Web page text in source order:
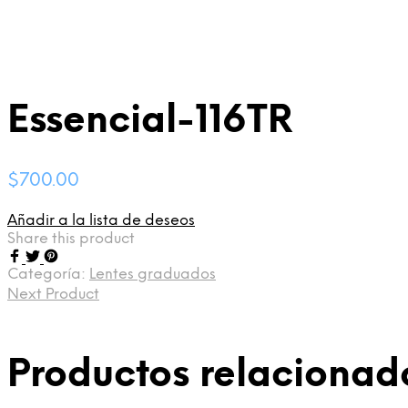
Essencial-116TR
$700.00
Añadir a la lista de deseos
Share this product
Categoría: Lentes graduados
Next Product
Productos